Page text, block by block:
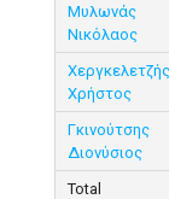
Μυλωνάς
Νικόλαος
Χεργκελετζής
Χρήστος
Γκινούτσης
Διονύσιος
Total